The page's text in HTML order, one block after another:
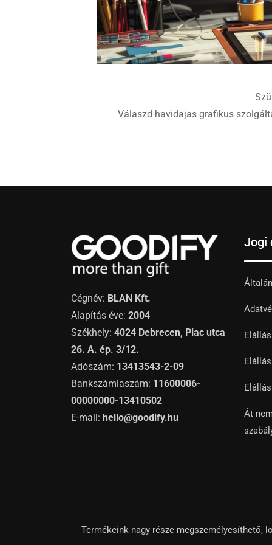
Válaszd havidajas grafikus
Cégnév: BLAN Kft.
Alapítás éve: 2004
Székhely: 4024 Debrecen, Piac utca
26. A. ép. 3/12.
Adószám: 13413543-2-09
Bankszámlaszám: 11600006-
00000000-13410502
E-mail: hello@goodify.hu
Jogi
Át
Termékeink nagy része megszemélyesíthető,